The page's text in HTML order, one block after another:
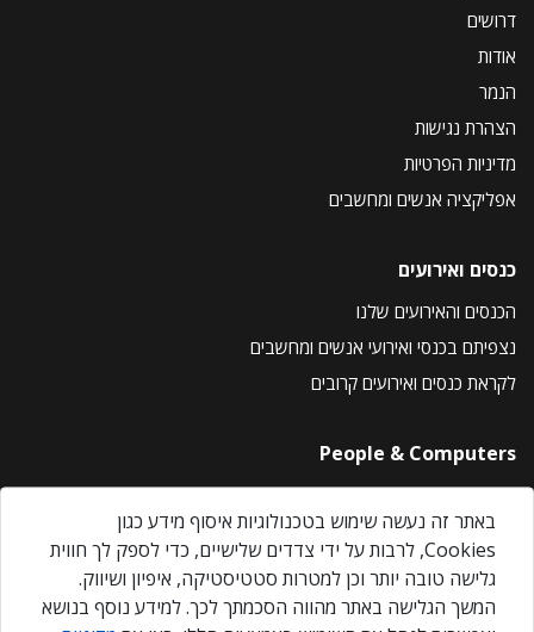
דרושים
אודות
הנמר
הצהרת נגישות
מדיניות הפרטיות
אפליקציה אנשים ומחשבים
כנסים ואירועים
הכנסים והאירועים שלנו
נצפיתם בכנסי ואירועי אנשים ומחשבים
לקראת כנסים ואירועים קרובים
People & Computers
About Us
Privacy Policy
Contact Us
Our Events
באתר זה נעשה שימוש בטכנולוגיות איסוף מידע כגון
Cookies, לרבות על ידי צדדים שלישיים, כדי לספק לך חווית
גלישה טובה יותר וכן למטרות סטטיסטיקה, איפיון ושיווק.
המשך הגלישה באתר מהווה הסכמתך לכך. למידע נוסף בנושא